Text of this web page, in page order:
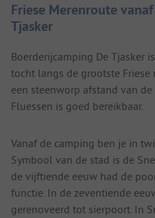
Friese Merenroute
Tjasker
Boerderijcamping De Tjasker
tocht langs de grootste
een steenworp afstand van
Fluessen is goed bereikbaar.
Vanaf de camping ben je in
Symbool van de stad is de
de vijftiende eeuw had de
functie. In de zeventiende
gerenoveerd tot sierpoort. In